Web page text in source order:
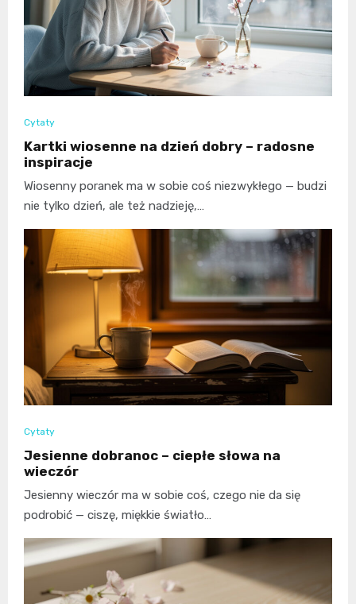
Cytaty
Kartki wiosenne na dzień dobry – radosne
inspiracje
Wiosenny poranek ma w sobie coś niezwykłego — budzi
nie tylko dzień, ale też nadzieję,…
Cytaty
Jesienne dobranoc – ciepłe słowa na
wieczór
Jesienny wieczór ma w sobie coś, czego nie da się
podrobić — ciszę, miękkie światło…